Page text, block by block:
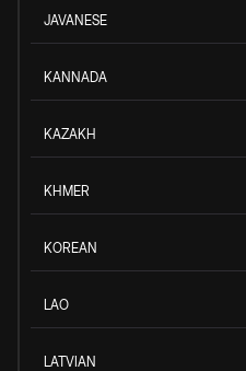
JAVANESE
KANNADA
KAZAKH
KHMER
KOREAN
LAO
LATVIAN